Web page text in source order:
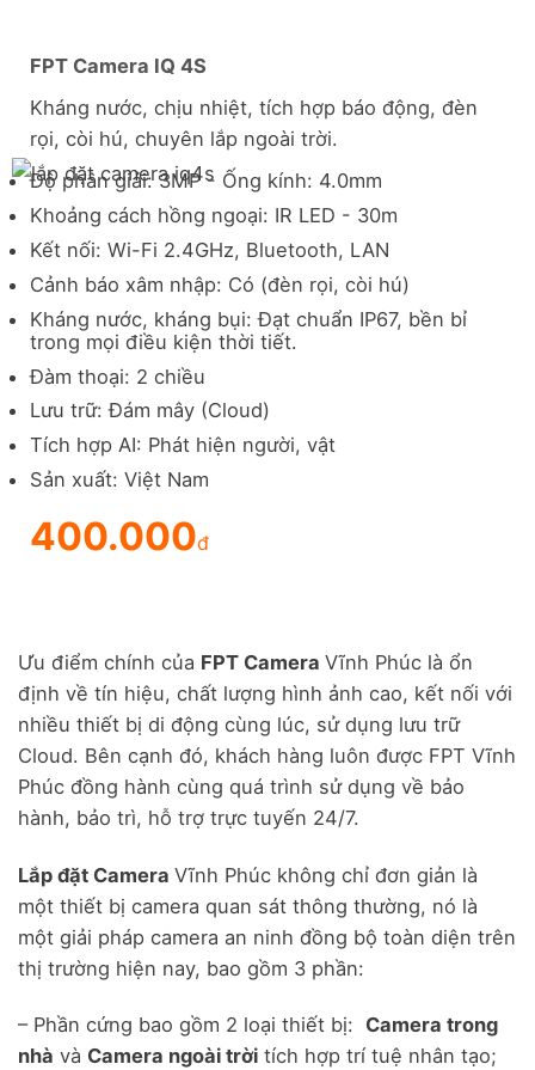
FPT Camera IQ 4S
Kháng nước, chịu nhiệt, tích hợp báo động, đèn
rọi, còi hú, chuyên lắp ngoài trời.
Độ phân giải: 3MP - Ống kính: 4.0mm
Khoảng cách hồng ngoại: IR LED - 30m
Kết nối: Wi-Fi 2.4GHz, Bluetooth, LAN
Cảnh báo xâm nhập: Có (đèn rọi, còi hú)
Kháng nước, kháng bụi: Đạt chuẩn IP67, bền bỉ
trong mọi điều kiện thời tiết.
Đàm thoại: 2 chiều
Lưu trữ: Đám mây (Cloud)
Tích hợp AI: Phát hiện người, vật
Sản xuất: Việt Nam
400.000đ
Ưu điểm chính của FPT Camera Vĩnh Phúc là ổn
định về tín hiệu, chất lượng hình ảnh cao, kết nối với
nhiều thiết bị di động cùng lúc, sử dụng lưu trữ
Cloud. Bên cạnh đó, khách hàng luôn được FPT Vĩnh
Phúc đồng hành cùng quá trình sử dụng về bảo
hành, bảo trì, hỗ trợ trực tuyến 24/7.
Lắp đặt Camera Vĩnh Phúc không chỉ đơn giản là
một thiết bị camera quan sát thông thường, nó là
một giải pháp camera an ninh đồng bộ toàn diện trên
thị trường hiện nay, bao gồm 3 phần:
– Phần cứng bao gồm 2 loại thiết bị: Camera trong
nhà và Camera ngoài trời tích hợp trí tuệ nhân tạo;